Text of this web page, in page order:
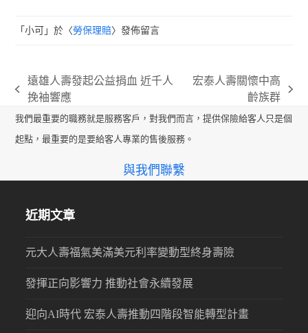
「小可 」於〈勞保理賠〉發佈留言
previous
post:
遠雄人壽發起公益捐血 近千人
挽袖響應
post:
宏泰人壽關懷中高
齡族群
我們最重要的職務就是服務客戶，對我們而言，提供保險給客人只是個
起點，最重要的是要給客人專業的售後服務。
與我們聯繫
近期文章
元大人壽福氣美滿美元利率變動型終身壽險
發揮正向影響力 推動社會永續發展
迎向AI時代 宏泰人壽推動四階段智能轉型計畫